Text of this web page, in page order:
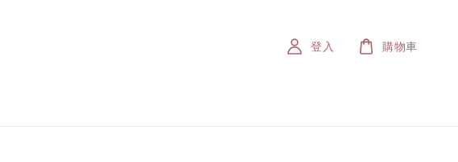
登入 購物車